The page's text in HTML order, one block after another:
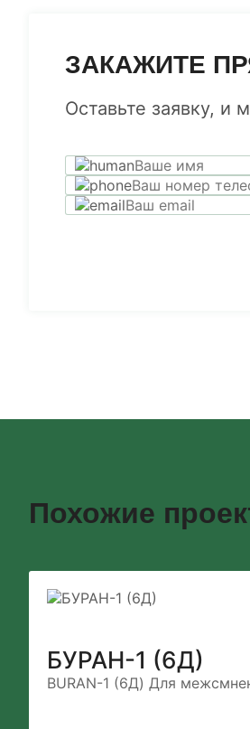
ЗАКАЖИТЕ
Оставьте заявку,
Похожие
БУРАН-1 (6Д)
BURAN-1 (6Д) Для